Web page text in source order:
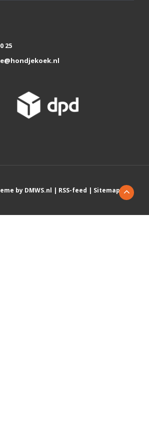
25
by DMWS.nl | RSS-feed | Sitemap